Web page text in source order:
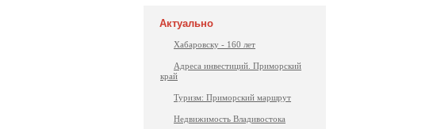
Актуально
Хабаровску - 160 лет
Адреса инвестиций. Приморский
край
Туризм: Приморский маршрут
Недвижимость Владивостока